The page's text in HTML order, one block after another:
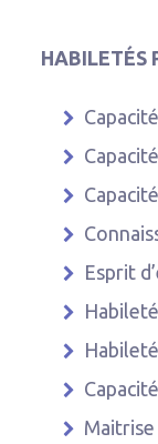
HABILETÉS
Esprit